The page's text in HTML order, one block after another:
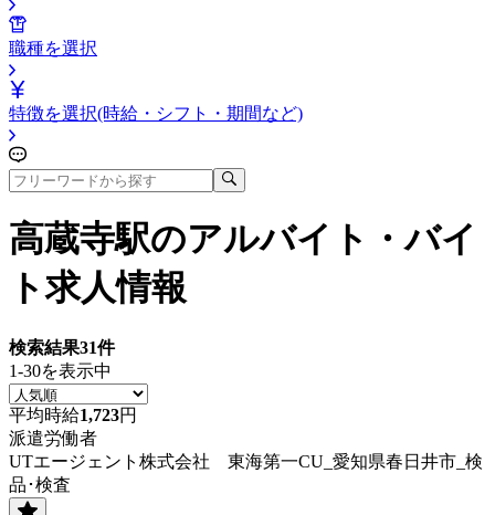
職種を選択
特徴を選択(時給・シフト・期間など)
高蔵寺駅のアルバイト・バイ
ト求人情報
検索結果31件
1-30を表示中
平均時給1,723円
派遣労働者
UTエージェント株式会社 東海第一CU_愛知県春日井市_検
品･検査